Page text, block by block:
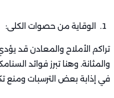
الوقاية من حصوات الكلى:
تراكم الأملاح والمعادن قد
والمثانة. وهنا تبرز فوائد
في إذابة بعض الترسبات